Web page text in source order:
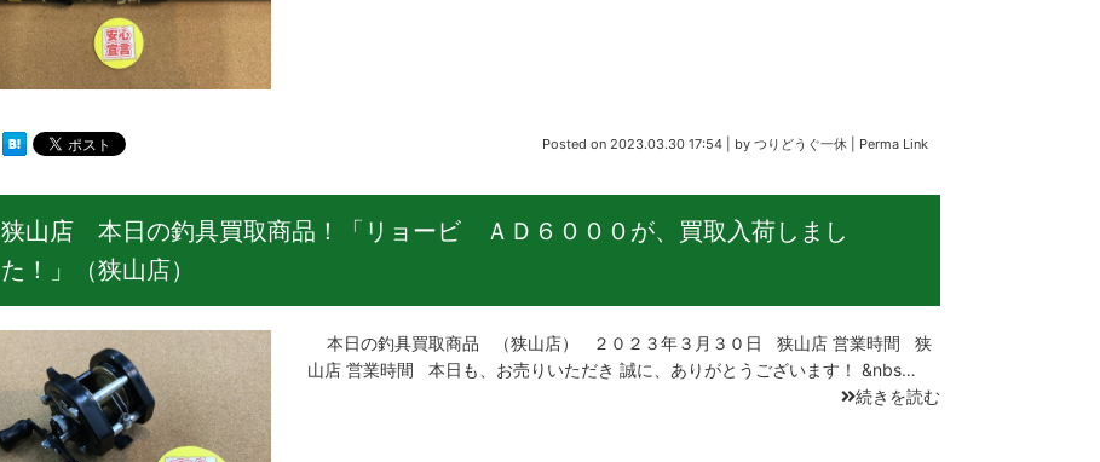
Posted on 2023.03.30 17:54 by つりどうぐ一休 Perma Link
狭山店 本日の釣具買取商品！「リョービ ＡＤ６０００が、買取入荷しまし
た！」（狭山店）
本日の釣具買取商品 （狭山店） ２０２３年３月３０日 狭山店 営業時間 狭
山店 営業時間 本日も、お売りいただき 誠に、ありがとうございます！ &nbs…
続きを読む